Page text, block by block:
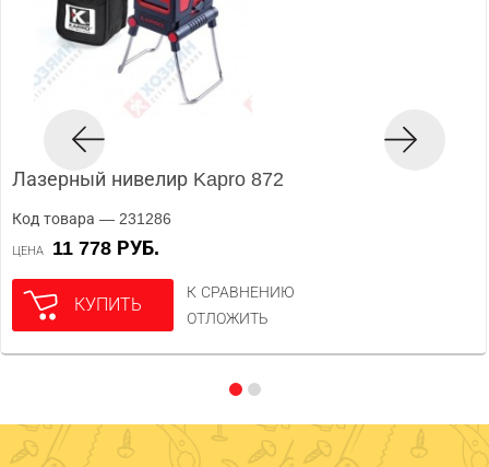
Лазерный нивелир Kapro 872
Код товара — 231286
ЦЕНА 11 778 РУБ.
КУПИТЬ
К СРАВНЕНИЮ
ОТЛОЖИТЬ